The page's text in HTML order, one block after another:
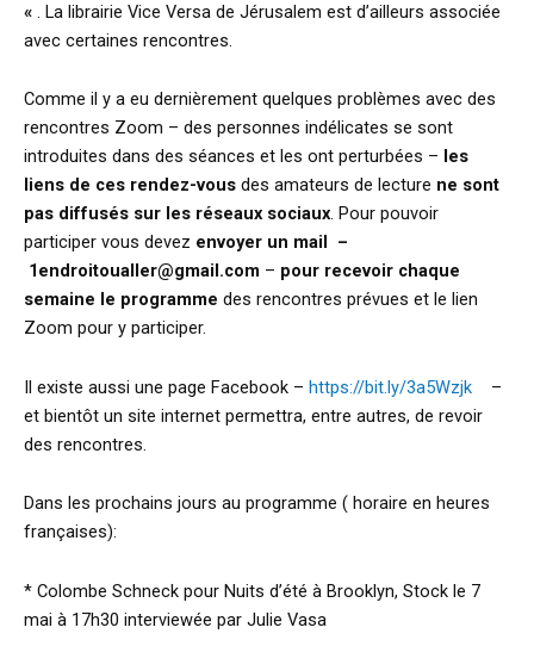
« . La librairie Vice Versa de Jérusalem est d’ailleurs associée
avec certaines rencontres.
Comme il y a eu dernièrement quelques problèmes avec des
rencontres Zoom – des personnes indélicates se sont
introduites dans des séances et les ont perturbées – les
liens de ces rendez-vous des amateurs de lecture ne sont
pas diffusés sur les réseaux sociaux. Pour pouvoir
participer vous devez envoyer un mail –
1endroitoualler@gmail.com – pour recevoir chaque
semaine le programme des rencontres prévues et le lien
Zoom pour y participer.
Il existe aussi une page Facebook – https://bit.ly/3a5Wzjk –
et bientôt un site internet permettra, entre autres, de revoir
des rencontres.
Dans les prochains jours au programme ( horaire en heures
françaises):
* Colombe Schneck pour Nuits d’été à Brooklyn, Stock le 7
mai à 17h30 interviewée par Julie Vasa